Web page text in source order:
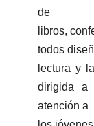
de
libros,
todos
lectura y
dirigida a
atención a